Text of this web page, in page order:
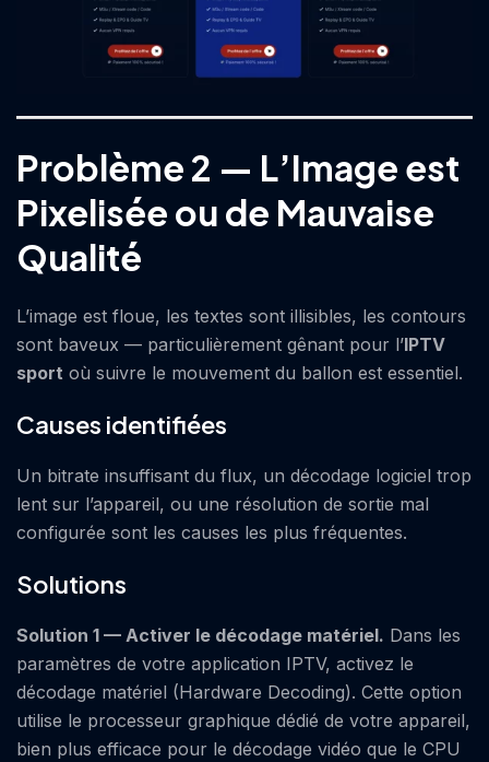
Problème 2 — L’Image est
Pixelisée ou de Mauvaise
Qualité
L’image est floue, les textes sont illisibles, les contours
sont baveux — particulièrement gênant pour l’IPTV
sport où suivre le mouvement du ballon est essentiel.
Causes identifiées
Un bitrate insuffisant du flux, un décodage logiciel trop
lent sur l’appareil, ou une résolution de sortie mal
configurée sont les causes les plus fréquentes.
Solutions
Solution 1 — Activer le décodage matériel. Dans les
paramètres de votre application IPTV, activez le
décodage matériel (Hardware Decoding). Cette option
utilise le processeur graphique dédié de votre appareil,
bien plus efficace pour le décodage vidéo que le CPU